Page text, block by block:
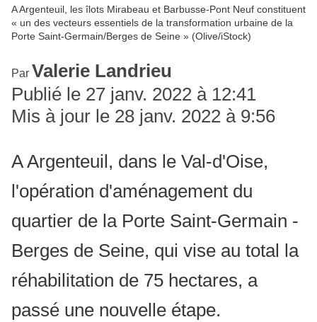
A Argenteuil, les îlots Mirabeau et Barbusse-Pont Neuf constituent
« un des vecteurs essentiels de la transformation urbaine de la
Porte Saint-Germain/Berges de Seine » (Olive/iStock)
Par Valerie Landrieu
Publié le 27 janv. 2022 à 12:41
Mis à jour le 28 janv. 2022 à 9:56
A Argenteuil, dans le Val-d'Oise,
l'opération d'aménagement du
quartier de la Porte Saint-Germain -
Berges de Seine, qui vise au total la
réhabilitation de 75 hectares, a
passé une nouvelle étape.